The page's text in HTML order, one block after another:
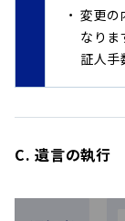
変更の
なりま
証人手
C. 遺言の執行